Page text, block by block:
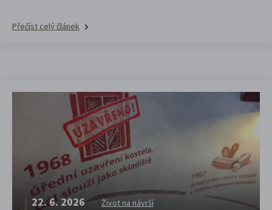
Přečíst celý článek
22. 6. 2026 Život na návrší